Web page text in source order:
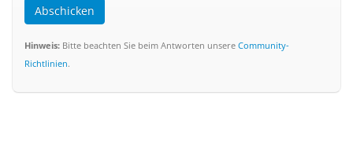
Abschicken
Hinweis: Bitte beachten Sie beim Antworten unsere Community-
Richtlinien.